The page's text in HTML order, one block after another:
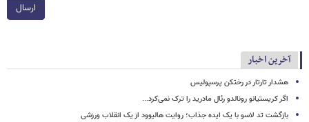
ارسال
آخرین اخبار
هشدار تارتار در رختکن پرسپولیس
اگر کریستیانو رونالدو رئال مادرید را ترک نمی‌کرد...
بازگشت تد لاسو با یک ایده جذاب؛ روایت هالیوود از یک انقلاب ورزشی